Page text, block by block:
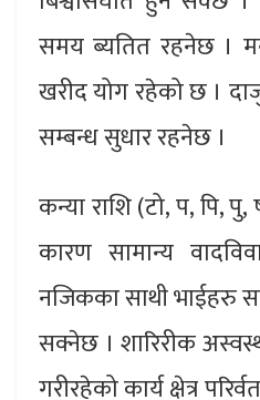
समय ब्यतित रहनेछ ।
खरीद योग रहेको छ ।
सम्बन्ध सुधार रहनेछ ।
कन्या राशि (टो, प, पि,
कारण सामान्य
नजिकका साथी भाईहरु
सक्नेछ । शारिरीक
गरीरहेको कार्य क्षेत्र